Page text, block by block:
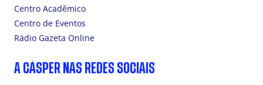
Centro Acadêmico
Centro de Eventos
Rádio Gazeta Online
A CÁSPER NAS REDES SOCIAIS